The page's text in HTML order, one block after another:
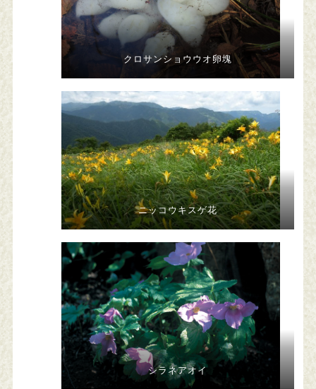
クロサンショウウオ卵塊
ニッコウキスゲ花
シラネアオイ